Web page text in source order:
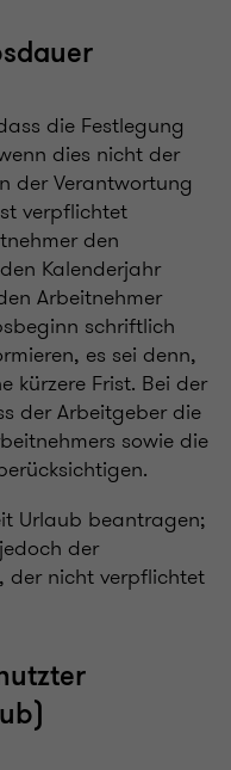
die Festlegung
dies nicht der
der Verantwortung
verpflichtet
den
Kalenderjahr
Arbeitnehmer
schriftlich
es sei denn,
kürzere Frist. Bei der
der Arbeitgeber die
sowie die
Urlaub beantragen;
der
der nicht verpflichtet